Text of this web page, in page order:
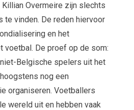
Overmeire zijn slechts
te vinden. De reden hiervoor
en het
voetbal. De proef op de som:
Belgische spelers uit het
nog een
organiseren. Voetballers
wereld uit en hebben vaak